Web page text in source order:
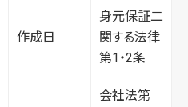
作成日
身元保証二
関する法律
第1・2条
会社法第